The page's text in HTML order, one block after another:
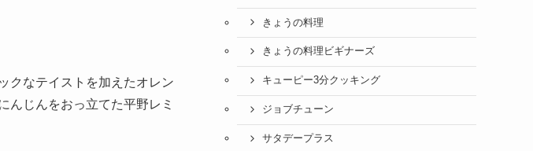
クなテイストを加えたオレン
んじんをおっ立てた平野レミ
きょうの料理
きょうの料理ビギナーズ
キューピー3分クッキング
ジョブチューン
サタデープラス